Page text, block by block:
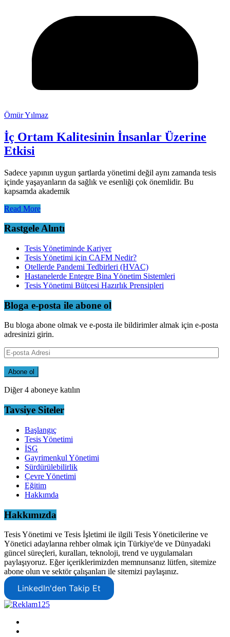
Ömür Yılmaz
İç Ortam Kalitesinin İnsanlar Üzerine
Etkisi
Sadece yapının uygun şartlarda yönetimi değil aynı zamanda tesis
içinde yaşayanların da sağlık ve esenliği çok önemlidir. Bu
kapsamda akademik
Read More
Rastgele Alıntı
Tesis Yönetiminde Kariyer
Tesis Yönetimi için CAFM Nedir?
Otellerde Pandemi Tedbirleri (HVAC)
Hastanelerde Entegre Bina Yönetim Sistemleri
Tesis Yönetimi Bütçesi Hazırlık Prensipleri
Bloga e-posta ile abone ol
Bu bloga abone olmak ve e-posta ile bildirimler almak için e-posta
adresinizi girin.
E-
posta
Adresi
Abone ol
Diğer 4 aboneye katılın
Tavsiye Siteler
Başlangıç
Tesis Yönetimi
İSG
Gayrimenkul Yönetimi
Sürdürülebilirlik
Çevre Yönetimi
Eğitim
Hakkımda
Hakkımızda
Tesis Yönetimi ve Tesis İşletimi ile ilgili Tesis Yöneticilerine ve
Yönetici adaylarına rehber olmak için Türkiye'de ve Dünyadaki
güncel süreçleri, kuralları, teknoloji, trend ve uygulamaları
paylaşıyoruz. Eğer içeriklerimizden memnunsanız lütfen, sitemize
abone olun ve sektör çalışanları ile sitemizi paylaşınız.
LinkedIn'den Takip Et